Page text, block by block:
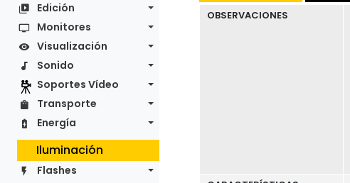
Edición
Monitores
Visualización
Sonido
Soportes Vídeo
Transporte
Energía
Iluminación
Flashes
OBSERVACIONES